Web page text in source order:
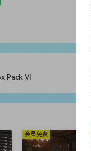
Pack VI
会员免费